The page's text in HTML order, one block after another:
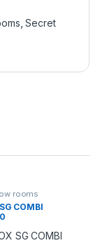
,Secret
rooms
COMBI